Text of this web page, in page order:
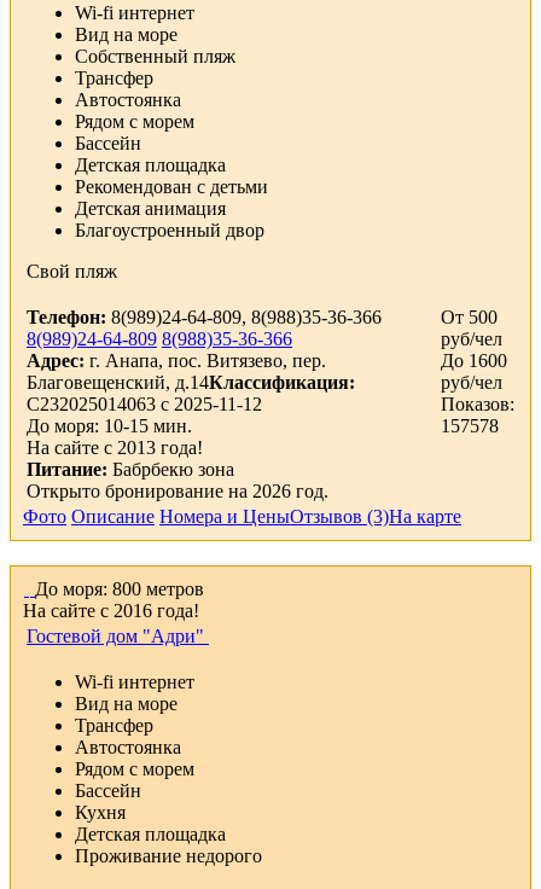
Wi-fi интернет
Вид на море
Собственный пляж
Трансфер
Автостоянка
Рядом с морем
Бассейн
Детская площадка
Рекомендован с детьми
Детская анимация
Благоустроенный двор
Свой пляж
Телефон: 8(989)24-64-809, 8(988)35-36-366
8(989)24-64-809 8(988)35-36-366
Адрес: г. Анапа, пос. Витязево, пер.
Благовещенский, д.14Классификация:
С232025014063 с 2025-11-12
До моря: 10-15 мин.
На сайте с 2013 года!
Питание: Бабрбекю зона
Открыто бронирование на 2026 год.
От 500
руб/чел
До 1600
руб/чел
Показов:
157578
Фото Описание Номера и ЦеныОтзывов (3)На карте
До моря: 800 метров
На сайте с 2016 года!
Гостевой дом "Адри"
Wi-fi интернет
Вид на море
Трансфер
Автостоянка
Рядом с морем
Бассейн
Кухня
Детская площадка
Проживание недорого